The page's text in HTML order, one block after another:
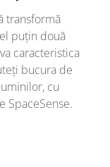
transformă
puțin două
caracteristica
bucura de
cu
SpaceSense.